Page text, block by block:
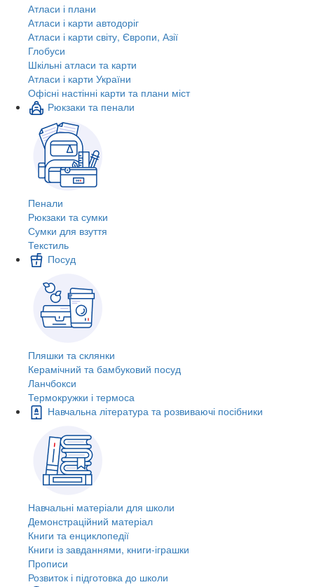
Атласи і плани
Атласи і карти автодоріг
Атласи і карти світу, Європи, Азії
Глобуси
Шкільні атласи та карти
Атласи і карти України
Офісні настінні карти та плани міст
Рюкзаки та пенали
Пенали
Рюкзаки та сумки
Сумки для взуття
Текстиль
Посуд
Пляшки та склянки
Керамічний та бамбуковий посуд
Ланчбокси
Термокружки і термоса
Навчальна література та розвиваючі посібники
Навчальні матеріали для школи
Демонстраційний матеріал
Книги та енциклопедії
Книги із завданнями, книги-іграшки
Прописи
Розвиток і підготовка до школи